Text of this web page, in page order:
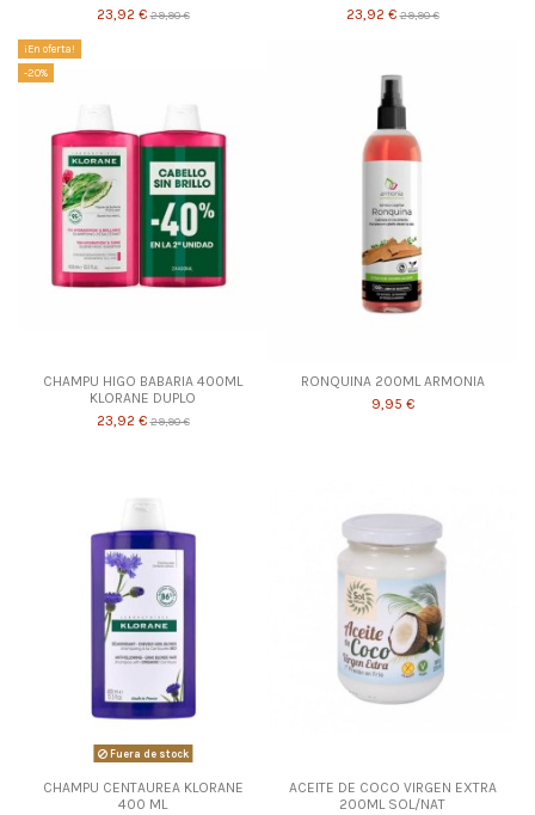
23,92 €29,90 €
23,92 €29,90 €
¡En oferta!
-20%
CHAMPU HIGO BABARIA 400ML
KLORANE DUPLO
23,92 €29,90 €
RONQUINA 200ML ARMONIA
9,95 €
Fuera de stock
CHAMPU CENTAUREA KLORANE
400 ML
ACEITE DE COCO VIRGEN EXTRA
200ML SOL/NAT